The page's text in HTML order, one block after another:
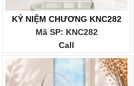
KỶ NIỆM CHƯƠNG KNC282
Mã SP: KNC282
Call